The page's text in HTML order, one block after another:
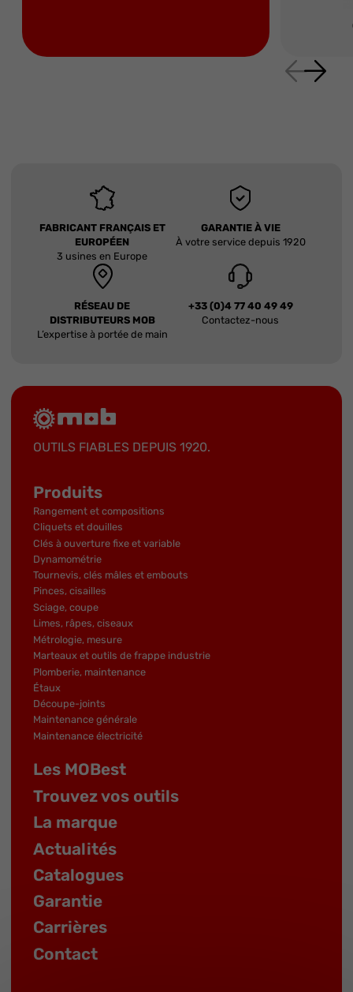
FABRICANT FRANÇAIS ET
EUROPÉEN
3 usines en Europe
GARANTIE À VIE
À votre service depuis 1920
RÉSEAU DE
DISTRIBUTEURS MOB
L’expertise à portée de main
+33 (0)4 77 40 49 49
Contactez-nous
OUTILS FIABLES DEPUIS 1920.
Produits
Rangement et compositions
Cliquets et douilles
Clés à ouverture fixe et variable
Dynamométrie
Tournevis, clés mâles et embouts
Pinces, cisailles
Sciage, coupe
Limes, râpes, ciseaux
Métrologie, mesure
Marteaux et outils de frappe industrie
Plomberie, maintenance
Étaux
Découpe-joints
Maintenance générale
Maintenance électricité
Les MOBest
Trouvez vos outils
La marque
Actualités
Catalogues
Garantie
Carrières
Contact